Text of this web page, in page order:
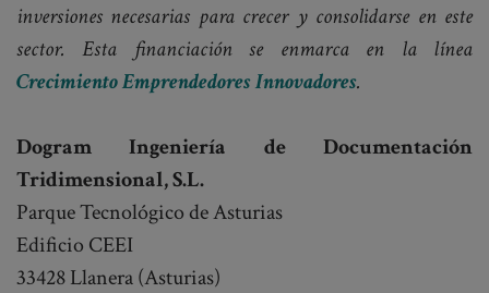
inversiones necesarias para crecer y consolidarse en este
sector. Esta financiación se enmarca en la línea
Crecimiento Emprendedores Innovadores.
Dogram Ingeniería de Documentación
Tridimensional, S.L.
Parque Tecnológico de Asturias
Edificio CEEI
33428 Llanera (Asturias)